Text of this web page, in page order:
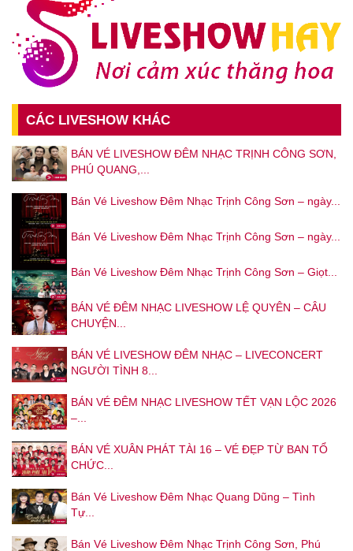
CÁC LIVESHOW KHÁC
BÁN VÉ LIVESHOW ĐÊM NHẠC TRỊNH CÔNG SƠN,
PHÚ QUANG,...
Bán Vé Liveshow Đêm Nhạc Trịnh Công Sơn – ngày...
Bán Vé Liveshow Đêm Nhạc Trịnh Công Sơn – ngày...
Bán Vé Liveshow Đêm Nhạc Trịnh Công Sơn – Giọt...
BÁN VÉ ĐÊM NHẠC LIVESHOW LỆ QUYÊN – CÂU
CHUYỆN...
BÁN VÉ LIVESHOW ĐÊM NHẠC – LIVECONCERT
NGƯỜI TÌNH 8...
BÁN VÉ ĐÊM NHẠC LIVESHOW TẾT VẠN LỘC 2026
–...
BÁN VÉ XUÂN PHÁT TÀI 16 – VÉ ĐẸP TỪ BAN TỔ
CHỨC...
Bán Vé Liveshow Đêm Nhạc Quang Dũng – Tình
Tự...
Bán Vé Liveshow Đêm Nhạc Trịnh Công Sơn, Phú